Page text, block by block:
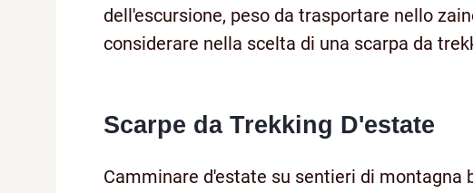
dell'escursione, peso da trasportare nello
considerare nella scelta di una scarpa da
Scarpe da Trekking D'estate
Camminare d'estate su sentieri di montagna